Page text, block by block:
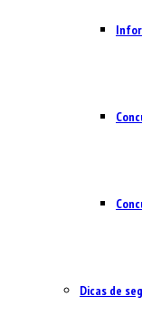
Dicas de